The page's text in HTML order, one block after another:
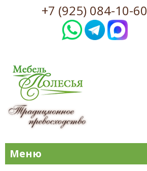
+7 (925) 084-10-60
Меню